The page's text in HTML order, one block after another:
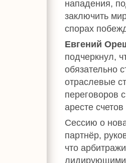
нападения,
заключить
спорах
Евгений
подчеркнул,
обязательно
отраслевые
переговоров
аресте
Сессию о
партнёр,
что
лидирующими